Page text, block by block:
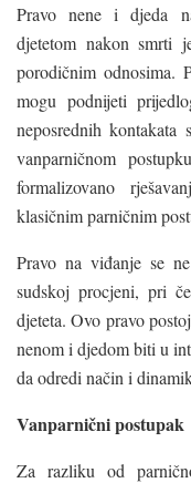
Pravo nene i djeda
djetetom nakon smrti
porodičnim odnosima.
mogu podnijeti
neposrednih
vanparničnom
formalizovano
klasičnim parničnim
Pravo na viđanje se
sudskoj procjeni, pri
djeteta. Ovo pravo
nenom i djedom biti u
da odredi način i
Vanparnični postupak
Za razliku od